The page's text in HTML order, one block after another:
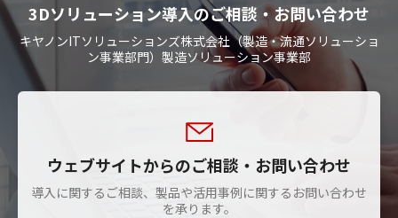
3Dソリューション導入のご相談・お問い合わせ
キヤノンITソリューションズ株式会社（製造・流通ソリューショ
ン事業部門）製造ソリューション事業部
ウェブサイトからのご相談・お問い合わせ
導入に関するご相談、製品や活用事例に関するお問い合わせ
を承ります。